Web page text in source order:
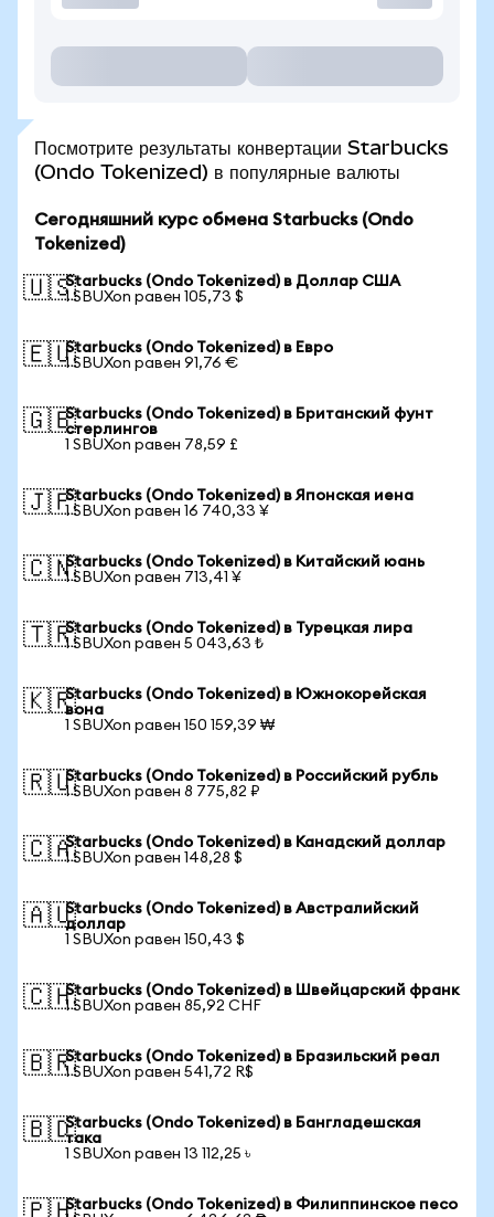
Посмотрите результаты конвертации Starbucks
(Ondo Tokenized) в популярные валюты
Сегодняшний курс обмена Starbucks (Ondo
Tokenized)
🇺🇸Starbucks (Ondo Tokenized) в Доллар США
1 SBUXon равен 105,73 $
🇪🇺Starbucks (Ondo Tokenized) в Евро
1 SBUXon равен 91,76 €
🇬🇧Starbucks (Ondo Tokenized) в Британский фунт
стерлингов
1 SBUXon равен 78,59 £
🇯🇵Starbucks (Ondo Tokenized) в Японская иена
1 SBUXon равен 16 740,33 ¥
🇨🇳Starbucks (Ondo Tokenized) в Китайский юань
1 SBUXon равен 713,41 ¥
🇹🇷Starbucks (Ondo Tokenized) в Турецкая лира
1 SBUXon равен 5 043,63 ₺
🇰🇷Starbucks (Ondo Tokenized) в Южнокорейская
вона
1 SBUXon равен 150 159,39 ₩
🇷🇺Starbucks (Ondo Tokenized) в Российский рубль
1 SBUXon равен 8 775,82 ₽
🇨🇦Starbucks (Ondo Tokenized) в Канадский доллар
1 SBUXon равен 148,28 $
🇦🇺Starbucks (Ondo Tokenized) в Австралийский
доллар
1 SBUXon равен 150,43 $
🇨🇭Starbucks (Ondo Tokenized) в Швейцарский франк
1 SBUXon равен 85,92 CHF
🇧🇷Starbucks (Ondo Tokenized) в Бразильский реал
1 SBUXon равен 541,72 R$
🇧🇩Starbucks (Ondo Tokenized) в Бангладешская
така
1 SBUXon равен 13 112,25 ৳
Starbucks (Ondo Tokenized) в Филиппинское песо